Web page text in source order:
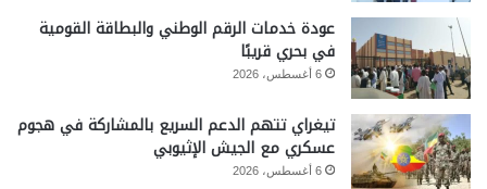
عودة خدمات الرقم الوطني والبطاقة القومية
في بحري قريبًا
6 أغسطس، 2026
تيغراي تتهم الدعم السريع بالمشاركة في هجوم
عسكري مع الجيش الإثيوبي
6 أغسطس، 2026